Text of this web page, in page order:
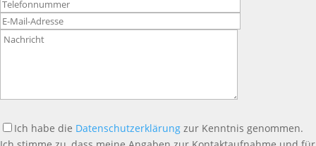
dieses
Feld
leer.
Ich habe die Datenschutzerklärung zur Kenntnis genommen.